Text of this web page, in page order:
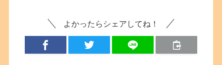
よかったらシェアしてね！